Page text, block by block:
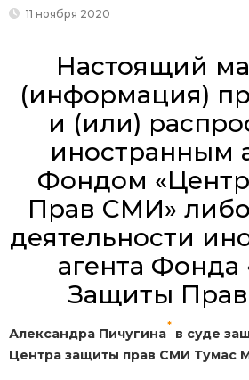
11 ноября 2020
Настоящий
(информация)
и (или)
иностранным
Фондом
Прав СМИ» либо
деятельности
агента Фонда
Защиты
Александра Пичугина
*
в суде
Центра защиты прав СМИ Тумас